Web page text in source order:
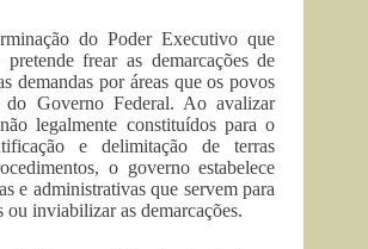
do Poder Executivo que
pretende frear as demarcações de
demandas por áreas que os povos
do Governo Federal. Ao avalizar
legalmente constituídos para o
e delimitação de terras
o governo estabelece
e administrativas que servem para
ou inviabilizar as demarcações.